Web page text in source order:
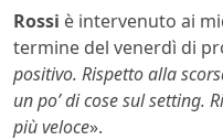
Rossi è intervenuto ai
termine del venerdì di
positivo. Rispetto alla
un po’ di cose sul setting.
più veloce».